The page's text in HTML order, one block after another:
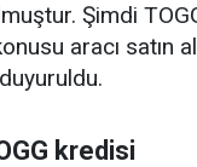
Şimdi
aracı satın
kredisi